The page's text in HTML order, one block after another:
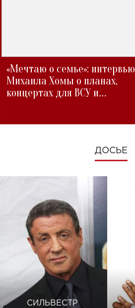
«Мечтаю о семье»: интервью
Михаила Хомы о планах,
концертах для ВСУ и
ДОСЬЕ
СИЛЬВЕСТР